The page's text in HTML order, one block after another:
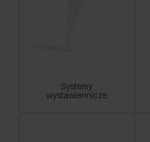
Systemy
wystawiennicze